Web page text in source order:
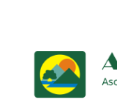
principal